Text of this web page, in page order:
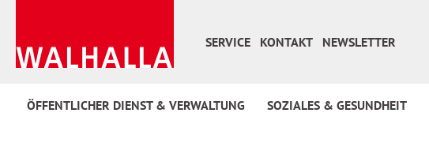
SERVICE
KONTAKT NEWSLETTER
ÖFFENTLICHER DIENST & VERWALTUNG SOZIALES & GESUNDHEIT